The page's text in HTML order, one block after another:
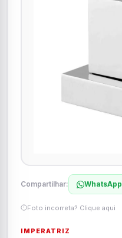
Compartilhar: WhatsApp
Foto incorreta? Clique aqui
IMPERATRIZ